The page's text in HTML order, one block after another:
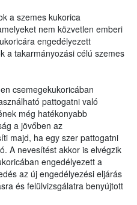
a szemes kukorica
nem közvetlen emberi
engedélyezett
a takarmányozási célú szemes
csemegekukoricában
pattogatni való
még hatékonyabb
a jövőben az
majd, ha egy szer pattogatni
A nevesítést akkor is elvégzik
engedélyezett a
az új engedélyezési eljárás
és felülvizsgálatra benyújtott